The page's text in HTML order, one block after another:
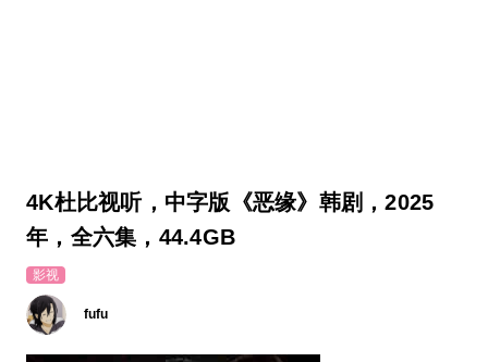
4K杜比视听，中字版《恶缘》韩剧，2025
年，全六集，44.4GB
影视
fufu